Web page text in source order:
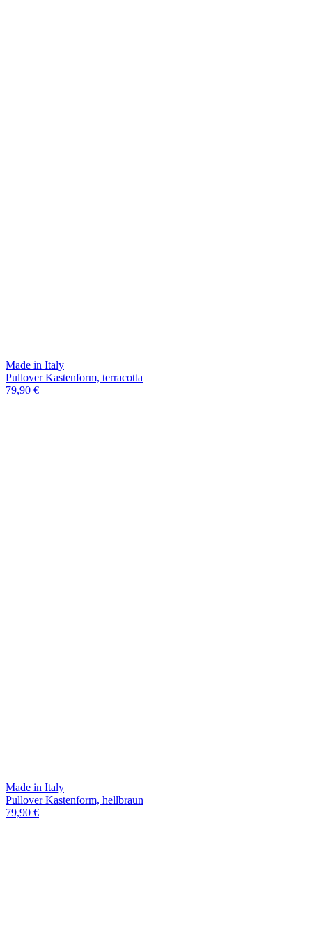
Made in Italy
Pullover Kastenform, terracotta
79,90 €
Made in Italy
Pullover Kastenform, hellbraun
79,90 €